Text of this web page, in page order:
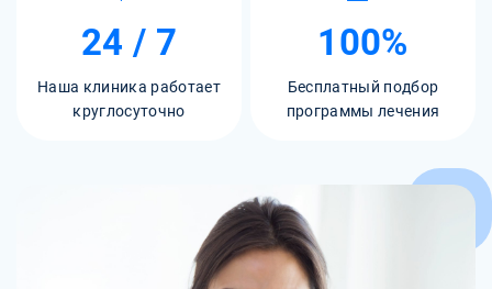
24 / 7
Наша клиника работает
круглосуточно
100%
Бесплатный подбор
программы лечения